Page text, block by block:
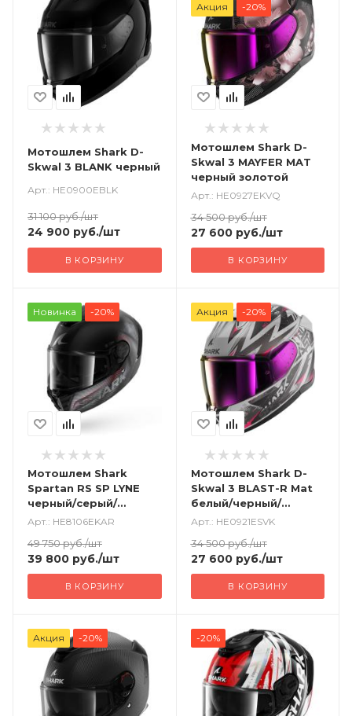
Мотошлем Shark D-
Skwal 3 BLANK черный
Арт.: HE0900EBLK
31 100руб./шт
24 900 руб./шт
В КОРЗИНУ
Акция
-20%
Мотошлем Shark D-
Skwal 3 MAYFER MAT
черный золотой
Арт.: HE0927EKVQ
34 500руб./шт
27 600руб./шт
В КОРЗИНУ
Новинка -20%
Мотошлем Shark
Spartan RS SP LYNE
черный/серый/
красный
Арт.: HE8106EKAR
49 750руб./шт
39 800 руб./шт
В КОРЗИНУ
Акция -20%
Мотошлем Shark D-
Skwal 3 BLAST-R Mat
белый/черный/
красный
Арт.: HE0921ESVK
34 500руб./шт
27 600руб./шт
В КОРЗИНУ
Акция -20% -20%